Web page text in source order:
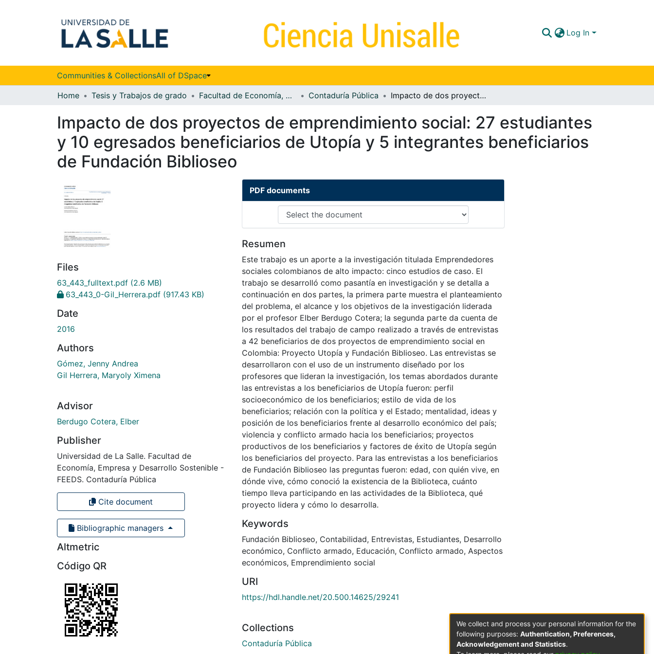
Log In
Communities & CollectionsAll of DSpace
Home Tesis y Trabajos de grado Facultad de Economía, Empresa y Desarrollo Sostenible - FEEDS Contaduría Pública Impacto de dos proyectos de emprendimiento social: 27 estudiantes y 10 egresados beneficiarios de Utopía y 5 integrantes beneficiarios de Fundación Biblioseo
Impacto de dos proyectos de emprendimiento social: 27 estudiantes
y 10 egresados beneficiarios de Utopía y 5 integrantes beneficiarios
de Fundación Biblioseo
Files
63_443_fulltext.pdf (2.6 MB)
63_443_0-Gil_Herrera.pdf (917.43 KB)
Date
2016
Authors
Gómez, Jenny Andrea
Gil Herrera, Maryoly Ximena
Advisor
Berdugo Cotera, Elber
Publisher
Universidad de La Salle. Facultad de
Economía, Empresa y Desarrollo Sostenible -
FEEDS. Contaduría Pública
Cite document
Bibliographic managers
Altmetric
Código QR
PDF documents
Resumen
Este trabajo es un aporte a la investigación titulada Emprendedores
sociales colombianos de alto impacto: cinco estudios de caso. El
trabajo se desarrolló como pasantía en investigación y se detalla a
continuación en dos partes, la primera parte muestra el planteamiento
del problema, el alcance y los objetivos de la investigación liderada
por el profesor Elber Berdugo Cotera; la segunda parte da cuenta de
los resultados del trabajo de campo realizado a través de entrevistas
a 42 beneficiarios de dos proyectos de emprendimiento social en
Colombia: Proyecto Utopía y Fundación Biblioseo. Las entrevistas se
desarrollaron con el uso de un instrumento diseñado por los
profesores que lideran la investigación, los temas abordados durante
las entrevistas a los beneficiarios de Utopía fueron: perfil
socioeconómico de los beneficiarios; estilo de vida de los
beneficiarios; relación con la política y el Estado; mentalidad, ideas y
posición de los beneficiarios frente al desarrollo económico del país;
violencia y conflicto armado hacia los beneficiarios; proyectos
productivos de los beneficiarios y factores de éxito de Utopía según
los beneficiarios del proyecto. Para las entrevistas a los beneficiarios
de Fundación Biblioseo las preguntas fueron: edad, con quién vive, en
dónde vive, cómo conoció la existencia de la Biblioteca, cuánto
tiempo lleva participando en las actividades de la Biblioteca, qué
proyecto lidera y cómo lo desarrolla.
Keywords
Fundación Biblioseo, Contabilidad, Entrevistas, Estudiantes, Desarrollo
económico, Conflicto armado, Educación, Conflicto armado, Aspectos
económicos, Emprendimiento social
URI
https://hdl.handle.net/20.500.14625/29241
Collections
Contaduría Pública
We collect and process your personal information for the
following purposes: Authentication, Preferences,
Acknowledgement and Statistics.